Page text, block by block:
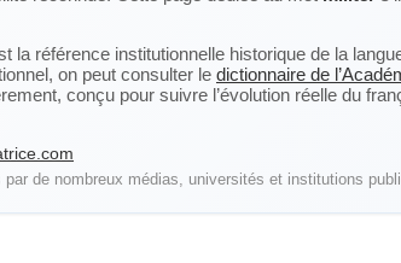
la référence institutionnelle historique de la
on peut consulter le dictionnaire de
conçu pour suivre l’évolution réelle du
de nombreux médias, universités et institutions